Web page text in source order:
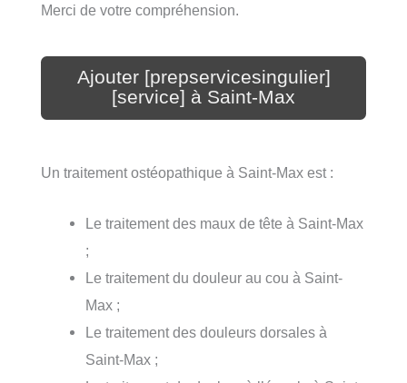
Merci de votre compréhension.
Ajouter [prepservicesingulier]
[service] à Saint-Max
Un traitement ostéopathique à Saint-Max est :
Le traitement des maux de tête à Saint-Max
;
Le traitement du douleur au cou à Saint-
Max ;
Le traitement des douleurs dorsales à
Saint-Max ;